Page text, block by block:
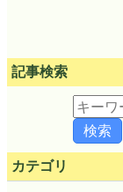
記事検索
カテゴリ